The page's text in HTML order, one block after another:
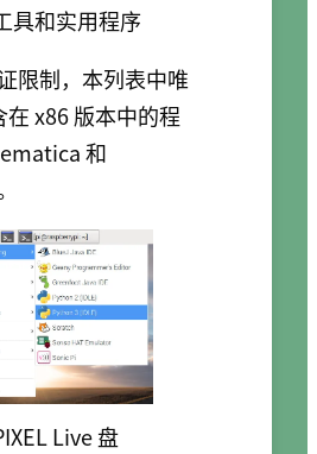
具和实用程序
限制，本列表中唯
x86 版本中的程
和
Live 盘